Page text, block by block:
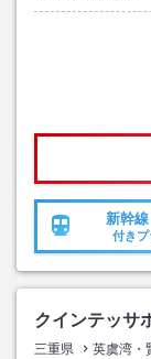
新幹
付き
クインテッサ
三重県 英虞湾・